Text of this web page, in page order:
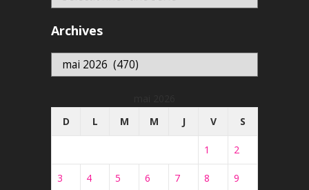
Archives
Archives
D
L M M J V S
1 2
3 4 5 6 7 8 9